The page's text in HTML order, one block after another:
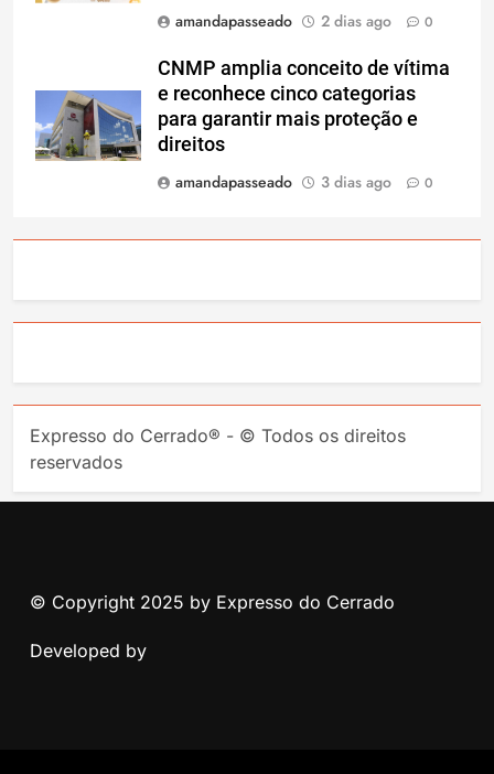
amandapasseado
2 dias ago 0
CNMP amplia conceito de vítima
e reconhece cinco categorias
para garantir mais proteção e
direitos
amandapasseado
3 dias ago 0
Expresso do Cerrado® - © Todos os direitos
reservados
© Copyright 2025 by Expresso do Cerrado
Developed by